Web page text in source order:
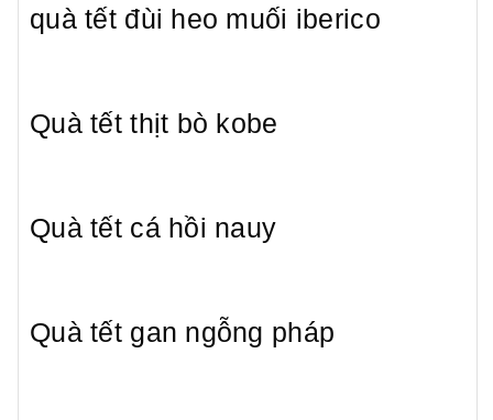
quà tết đùi heo muối iberico
Quà tết thịt bò kobe
Quà tết cá hồi nauy
Quà tết gan ngỗng pháp